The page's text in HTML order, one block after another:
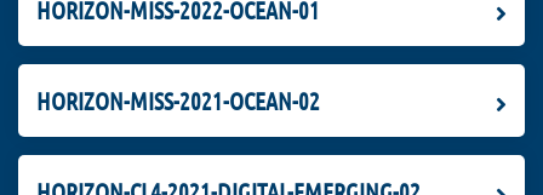
HORIZON-MISS-2022-OCEAN-01
HORIZON-MISS-2021-OCEAN-02